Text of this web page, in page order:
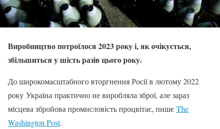
Виробництво потроїлося 2023 року і, як очікується,
збільшиться у шість разів цього року.
До широкомасштабного вторгнення Росії в лютому 2022
року Україна практично не виробляла зброї, але зараз
місцева збройова промисловість процвітає, пише The
Washington Post.